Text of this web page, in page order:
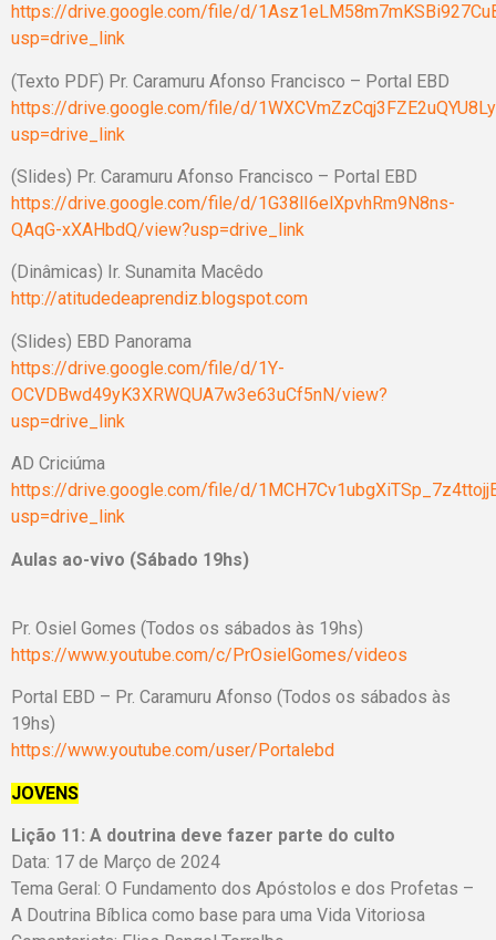
https://drive.google.com/file/d/
usp=drive_link
(Texto PDF) Pr. Caramuru Afonso Francisco – Portal EBD
https://drive.google.com/file/d/
usp=drive_link
(Slides) Pr. Caramuru Afonso Francisco – Portal EBD
https://drive.google.com/file/d/1G38lI6elXpvhRm9N8ns-
QAqG-xXAHbdQ/view?usp=drive_link
(Dinâmicas) Ir. Sunamita Macêdo
http://atitudedeaprendiz.blogspot.com
(Slides) EBD Panorama
https://drive.google.com/file/d/1Y-
OCVDBwd49yK3XRWQUA7w3e63uCf5nN/view?
usp=drive_link
AD Criciúma
https://drive.google.com/file/d/
usp=drive_link
Aulas ao-vivo (Sábado 19hs)
Pr. Osiel Gomes (Todos os sábados às 19hs)
https://www.youtube.com/c/PrOsielGomes/videos
Portal EBD – Pr. Caramuru Afonso (Todos os sábados às
19hs)
https://www.youtube.com/user/Portalebd
JOVENS
Lição 11: A doutrina deve fazer parte do culto
Data: 17 de Março de 2024
Tema Geral: O Fundamento dos Apóstolos e dos Profetas –
A Doutrina Bíblica como base para uma Vida Vitoriosa